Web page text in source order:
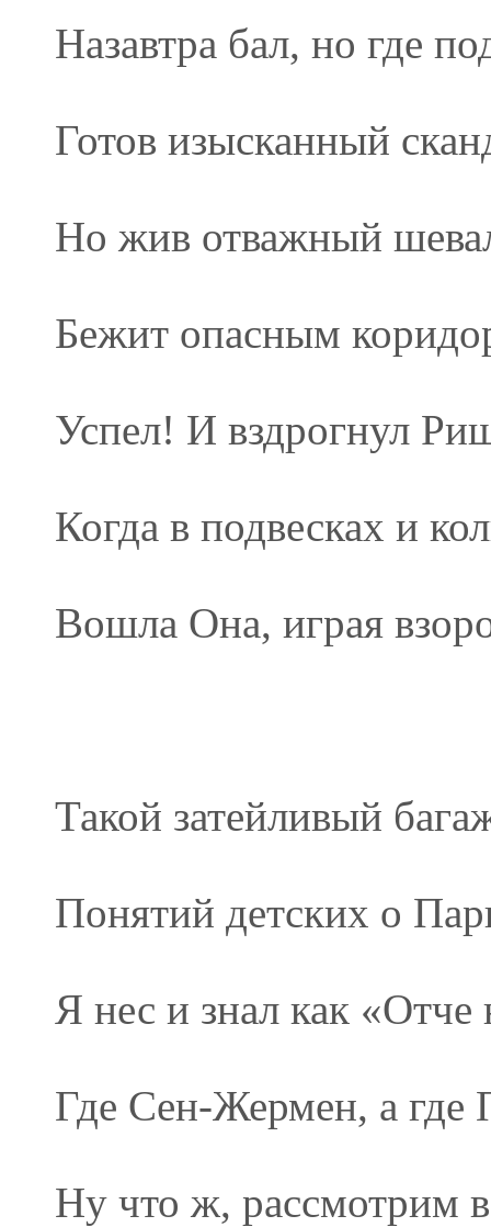
Назавтра бал, но где
Готов изысканный
Но жив отважный
Бежит опасным
Успел! И вздрогнул
Когда в подвесках и
Вошла Она, играя
Такой затейливый
Понятий детских о
Я нес и знал как
Где Сен-Жермен, а где
Ну что ж, рассмотрим